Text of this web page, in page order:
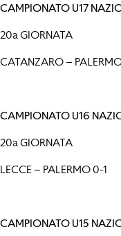
CAMPIONATO U17
20a GIORNATA
CATANZARO –
CAMPIONATO U16
20a GIORNATA
LECCE – PALERMO 0-1
CAMPIONATO U15